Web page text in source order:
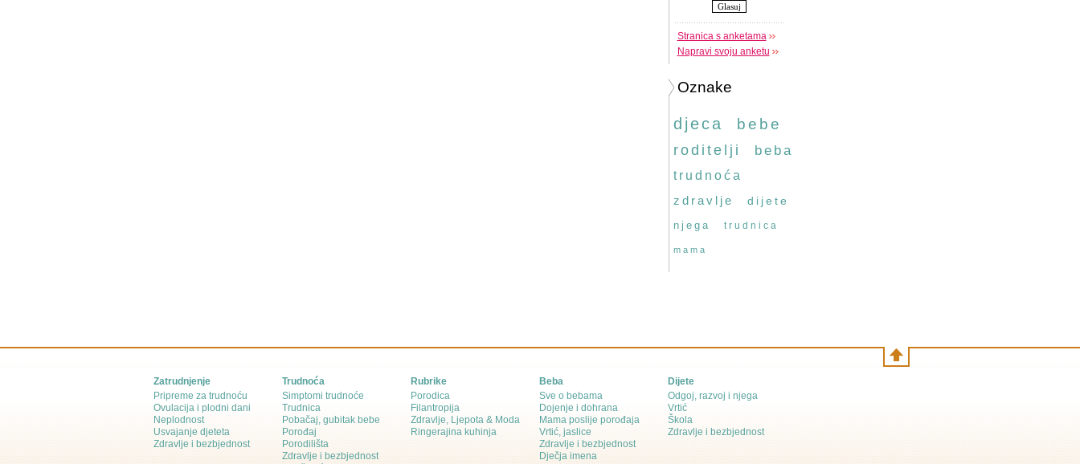
Stranica s anketama
Napravi svoju anketu
Oznake
djeca bebe
roditelji beba
trudnoća
zdravlje
dijete
njega trudnica
mama
Zatrudnjenje
Pripreme za trudnoću
Ovulacija i plodni dani
Neplodnost
Usvajanje djeteta
Zdravlje i bezbjednost
Trudnoća
Simptomi trudnoće
Trudnica
Pobačaj, gubitak bebe
Porođaj
Porodilišta
Zdravlje i bezbjednost
Rubrike
Porodica
Filantropija
Zdravlje, Ljepota & Moda
Ringerajina kuhinja
Beba
Sve o bebama
Dojenje i dohrana
Mama poslije porođaja
Vrtić, jaslice
Zdravlje i bezbjednost
Dječja imena
Dijete
Odgoj, razvoj i njega
Vrtić
Škola
Zdravlje i bezbjednost